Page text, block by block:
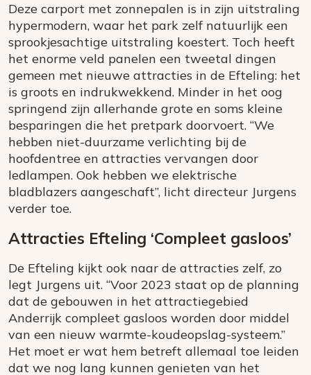
Deze carport met zonnepalen is in zijn uitstraling
hypermodern, waar het park zelf natuurlijk een
sprookjesachtige uitstraling koestert. Toch heeft
het enorme veld panelen een tweetal dingen
gemeen met nieuwe attracties in de Efteling: het
is groots en indrukwekkend. Minder in het oog
springend zijn allerhande grote en soms kleine
besparingen die het pretpark doorvoert. “We
hebben niet-duurzame verlichting bij de
hoofdentree en attracties vervangen door
ledlampen. Ook hebben we elektrische
bladblazers aangeschaft”, licht directeur Jurgens
verder toe.
Attracties Efteling ‘Compleet gasloos’
De Efteling kijkt ook naar de attracties zelf, zo
legt Jurgens uit. “Voor 2023 staat op de planning
dat de gebouwen in het attractiegebied
Anderrijk compleet gasloos worden door middel
van een nieuw warmte-koudeopslag-systeem.”
Het moet er wat hem betreft allemaal toe leiden
dat we nog lang kunnen genieten van het